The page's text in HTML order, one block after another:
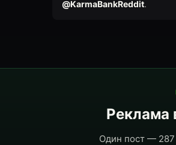
@KarmaBankReddit.
Реклама
Один пост — 287